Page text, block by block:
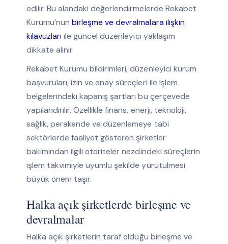
edilir. Bu alandaki değerlendirmelerde Rekabet
Kurumu’nunbirleşme ve devralmalara ilişkin
kılavuzlarıile güncel düzenleyici yaklaşım
dikkate alınır.
Rekabet Kurumu bildirimleri, düzenleyici kurum
başvuruları, izin ve onay süreçleri ile işlem
belgelerindeki kapanış şartları bu çerçevede
yapılandırılır. Özellikle finans, enerji, teknoloji,
sağlık, perakende ve düzenlemeye tabi
sektörlerde faaliyet gösteren şirketler
bakımından ilgili otoriteler nezdindeki süreçlerin
işlem takvimiyle uyumlu şekilde yürütülmesi
büyük önem taşır.
Halka açık şirketlerde birleşme ve
devralmalar
Halka açık şirketlerin taraf olduğu birleşme ve